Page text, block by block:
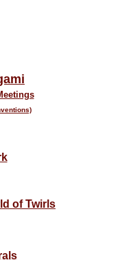
of Twirls